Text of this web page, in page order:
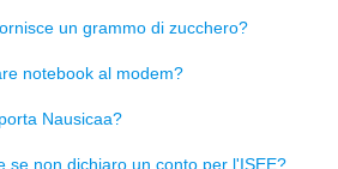
un grammo di zucchero?
notebook al modem?
Nausicaa?
se non dichiaro un conto per l'ISEE?